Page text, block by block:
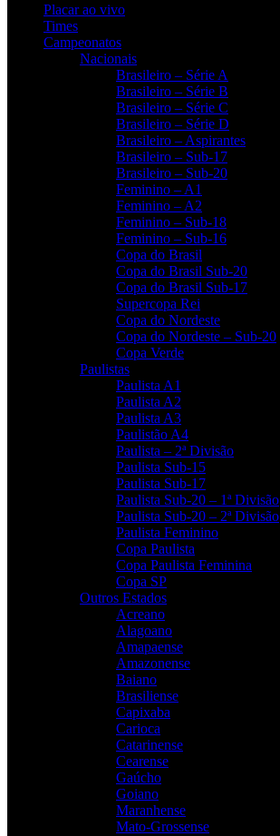
Placar ao vivo
Times
Campeonatos
Nacionais
Brasileiro – Série A
Brasileiro – Série B
Brasileiro – Série C
Brasileiro – Série D
Brasileiro – Aspirantes
Brasileiro – Sub-17
Brasileiro – Sub-20
Feminino – A1
Feminino – A2
Feminino – Sub-18
Feminino – Sub-16
Copa do Brasil
Copa do Brasil Sub-20
Copa do Brasil Sub-17
Supercopa Rei
Copa do Nordeste
Copa do Nordeste – Sub-20
Copa Verde
Paulistas
Paulista A1
Paulista A2
Paulista A3
Paulistão A4
Paulista – 2ª Divisão
Paulista Sub-15
Paulista Sub-17
Paulista Sub-20 – 1ª Divisão
Paulista Sub-20 – 2ª Divisão
Paulista Feminino
Copa Paulista
Copa Paulista Feminina
Copa SP
Outros Estados
Acreano
Alagoano
Amapaense
Amazonense
Baiano
Brasiliense
Capixaba
Carioca
Catarinense
Cearense
Gaúcho
Goiano
Maranhense
Mato-Grossense